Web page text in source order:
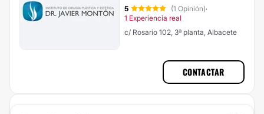
5 (1 Opinión)·
1 Experiencia real
c/ Rosario 102, 3ª planta, Albacete
CONTACTAR